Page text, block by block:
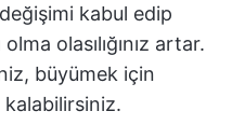
kabul edip
olasılığınız artar.
büyümek için